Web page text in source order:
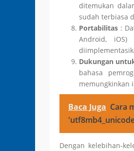
ditemukan
sudah terbiasa
Portabilitas :
Android, iOS)
Dukungan
bahasa
memungkinkan
Baca Juga Cara
Dengan kelebihan-